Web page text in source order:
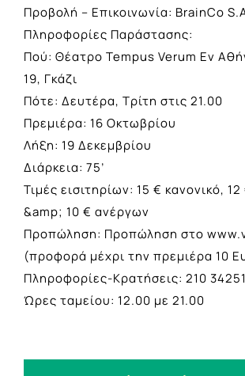
Προβολή – Επικοινωνία: BrainCo
Πληροφορίες Παράστασης:
Πού: Θέατρο Tempus Verum Εν
19, Γκάζι
Πότε: Δευτέρα, Τρίτη στις 21.00
Πρεμιέρα: 16 Οκτωβρίου
Λήξη: 19 Δεκεμβρίου
Διάρκεια: 75’
Τιμές εισιτηρίων: 15 € κανονικό,
&amp; 10 € ανέργων
Προπώληση: Προπώληση στο
(προφορά μέχρι την πρεμιέρα 10
Πληροφορίες-Κρατήσεις: 210
Ώρες ταμείου: 12.00 με 21.00